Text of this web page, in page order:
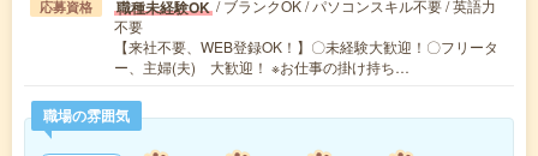
応募資格 職種未経験OK / ブランクOK / パソコンスキル不要 / 英語力
不要
【来社不要、WEB登録OK！】〇未経験大歓迎！〇フリータ
ー、主婦(夫) 大歓迎！ ※お仕事の掛け持ち…
職場の雰囲気